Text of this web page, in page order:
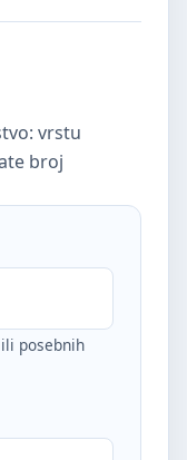
vrstu
broj
posebnih